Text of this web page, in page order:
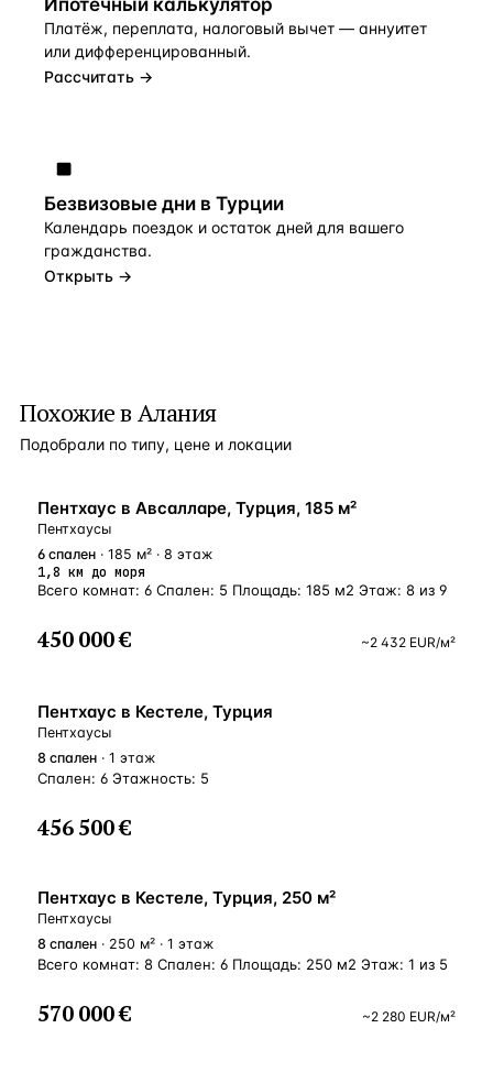
Платёж, переплата, налоговый вычет — аннуитет
или дифференцированный.
Рассчитать →
Безвизовые дни в Турции
Календарь поездок и остаток дней для вашего
гражданства.
Открыть →
Похожие в Алания
Подобрали по типу, цене и локации
ВНЖ
Пентхаус в Авсалларе, Турция, 185 м²
Пентхаусы
6 спален · 185 м² · 8 этаж
1,8 км до моря
Всего комнат: 6 Спален: 5 Площадь: 185 м2 Этаж: 8 из 9
450 000 € ~2 432 EUR/м²
ВНЖ
Пентхаус в Кестеле, Турция
Пентхаусы
8 спален · 1 этаж
Спален: 6 Этажность: 5
456 500 €
ВНЖ
Пентхаус в Кестеле, Турция, 250 м²
Пентхаусы
8 спален · 250 м² · 1 этаж
Всего комнат: 8 Спален: 6 Площадь: 250 м2 Этаж: 1 из 5
570 000 € ~2 280 EUR/м²